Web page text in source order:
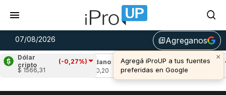
07/08/2026 library_addAgreganos
×
Agregá iProUP a tus fuentes
preferidas en Google
Dólar
cripto
(-0,27%)
$ 1566,31
Cardano (-0,16%)
Avalanche (-
u$s 6,45